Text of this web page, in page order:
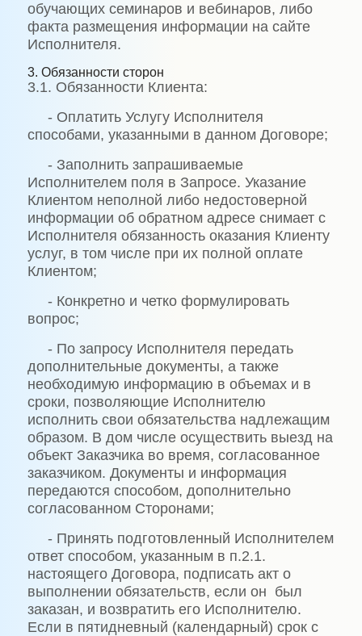
обучающих семинаров и вебинаров, либо
факта размещения информации на сайте
Исполнителя.
3. Обязанности сторон
3.1. Обязанности Клиента:
- Оплатить Услугу Исполнителя
способами, указанными в данном Договоре;
- Заполнить запрашиваемые
Исполнителем поля в Запросе. Указание
Клиентом неполной либо недостоверной
информации об обратном адресе снимает с
Исполнителя обязанность оказания Клиенту
услуг, в том числе при их полной оплате
Клиентом;
- Конкретно и четко формулировать
вопрос;
- По запросу Исполнителя передать
дополнительные документы, а также
необходимую информацию в объемах и в
сроки, позволяющие Исполнителю
исполнить свои обязательства надлежащим
образом. В дом числе осуществить выезд на
объект Заказчика во время, согласованное
заказчиком. Документы и информация
передаются способом, дополнительно
согласованном Сторонами;
- Принять подготовленный Исполнителем
ответ способом, указанным в п.2.1.
настоящего Договора, подписать акт о
выполнении обязательств, если он был
заказан, и возвратить его Исполнителю.
Если в пятидневный (календарный) срок с